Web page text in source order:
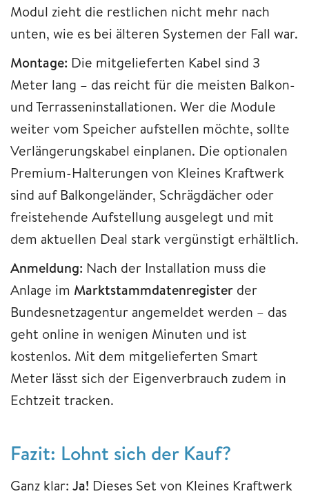
Modul zieht die restlichen nicht mehr nach
unten, wie es bei älteren Systemen der Fall war.
Montage: Die mitgelieferten Kabel sind 3
Meter lang – das reicht für die meisten Balkon-
und Terrasseninstallationen. Wer die Module
weiter vom Speicher aufstellen möchte, sollte
Verlängerungskabel einplanen. Die optionalen
Premium-Halterungen von Kleines Kraftwerk
sind auf Balkongeländer, Schrägdächer oder
freistehende Aufstellung ausgelegt und mit
dem aktuellen Deal stark vergünstigt erhältlich.
Anmeldung: Nach der Installation muss die
Anlage im Marktstammdatenregister der
Bundesnetzagentur angemeldet werden – das
geht online in wenigen Minuten und ist
kostenlos. Mit dem mitgelieferten Smart
Meter lässt sich der Eigenverbrauch zudem in
Echtzeit tracken.
Fazit: Lohnt sich der Kauf?
Ganz klar: Ja! Dieses Set von Kleines Kraftwerk